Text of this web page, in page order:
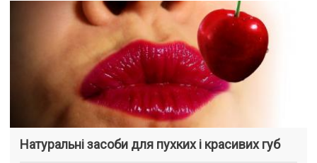
Натуральні засоби для пухких і красивих губ